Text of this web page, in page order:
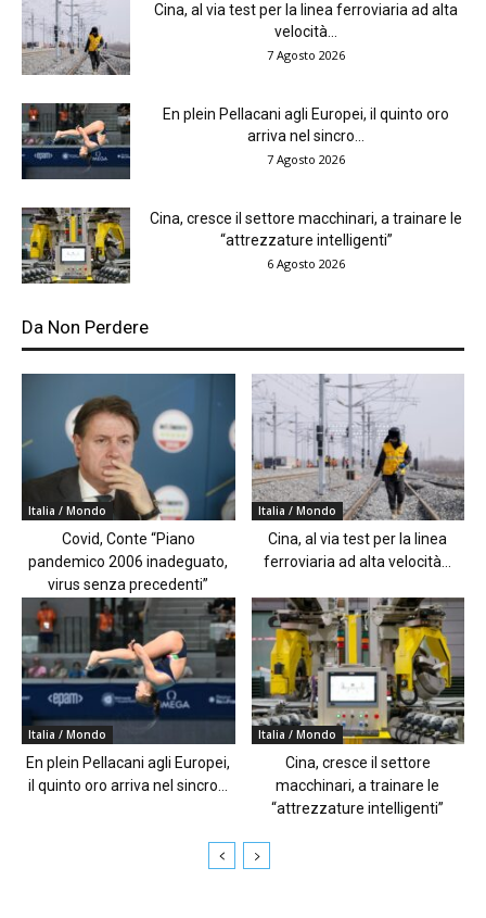
Cina, al via test per la linea ferroviaria ad alta
velocità...
7 Agosto 2026
En plein Pellacani agli Europei, il quinto oro
arriva nel sincro...
7 Agosto 2026
Cina, cresce il settore macchinari, a trainare le
“attrezzature intelligenti”
6 Agosto 2026
Da Non Perdere
Italia / Mondo
Covid, Conte “Piano
pandemico 2006 inadeguato,
virus senza precedenti”
Italia / Mondo
Cina, al via test per la linea
ferroviaria ad alta velocità...
Italia / Mondo
En plein Pellacani agli Europei,
il quinto oro arriva nel sincro...
Italia / Mondo
Cina, cresce il settore
macchinari, a trainare le
“attrezzature intelligenti”